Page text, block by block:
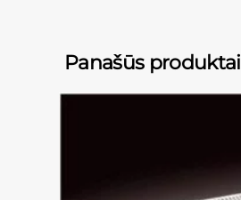
Panašūs produktai